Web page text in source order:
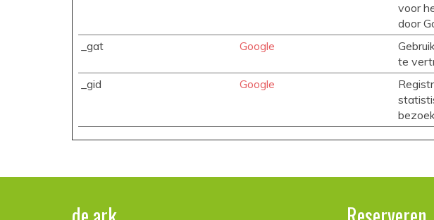
voor
door
_gat Google
te
_gid Google